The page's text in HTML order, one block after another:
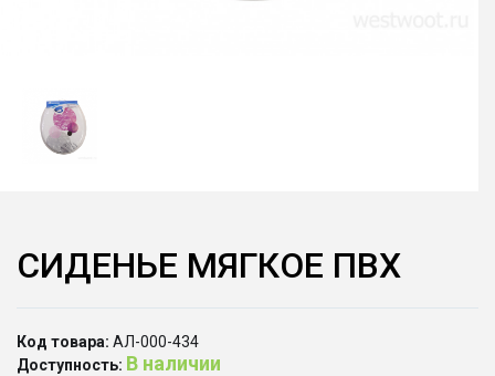
СИДЕНЬЕ МЯГКОЕ ПВХ
Код товара: АЛ-000-434
Доступность: В наличии